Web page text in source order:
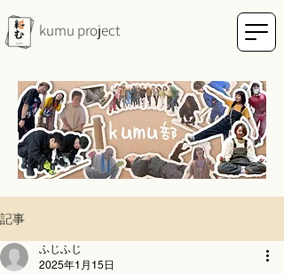
kumu project
記事
ふじふじ
2025年1月15日